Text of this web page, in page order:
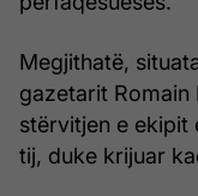
Megjithatë,
gazetarit Romain
stërvitjen e ekipit
tij, duke krijuar